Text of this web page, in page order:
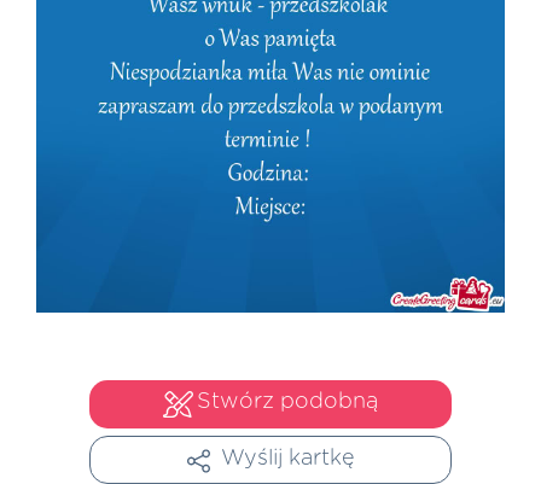
Stwórz podobną
Wyślij kartkę